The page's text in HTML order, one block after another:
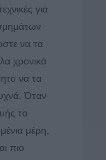
για
να τα
χρονικά
να τα
Όταν
το
μέρη,
πιο